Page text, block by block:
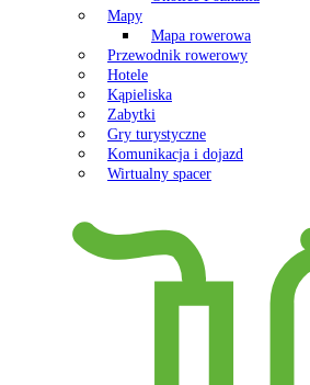
Mapy
Mapa rowerowa
Przewodnik rowerowy
Hotele
Kąpieliska
Zabytki
Gry turystyczne
Komunikacja i dojazd
Wirtualny spacer